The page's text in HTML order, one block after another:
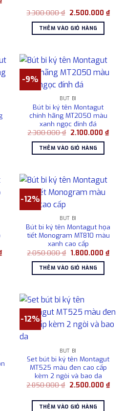
hiện
1.800.000 ₫.
3.300.000₫ Giá
là:
3.300.000 ₫.
2.500.000 ₫Giá
hiện
THÊM VÀO GIỎ HÀNG
780.000 ₫.
-9%
BÚT BI
Bút bi ký tên Montagut
chính hãng MT2050 màu
xanh ngọc đính đá
2.300.000₫ Giá
là:
2.300.000 ₫.
2.100.000 ₫Giá
hiện
THÊM VÀO GIỎ HÀNG
Giá
hiện
2.100.000 ₫.
-12%
BÚT BI
Bút bi ký tên Montagut họa
tiết Monogram MT810 màu
xanh cao cấp
2.050.000₫ Giá
là:
2.050.000 ₫.
1.800.000 ₫Giá
hiện
THÊM VÀO GIỎ HÀNG
₫.
-12%
BÚT BI
Set bút bi ký tên Montagut
MT525 màu đen cao cấp
kèm 2 ngòi và bao da
2.850.000₫ Giá
2.850.000 ₫.
2.500.000 ₫Giá
hiện
THÊM VÀO GIỎ HÀNG